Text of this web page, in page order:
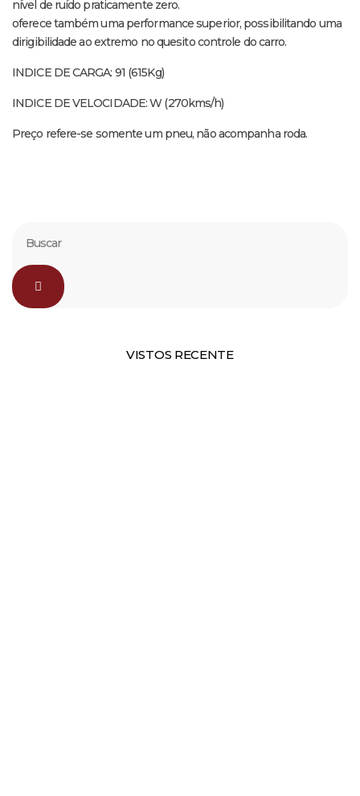
nível de ruído praticamente zero.
oferece também uma performance superior, possibilitando uma
dirigibilidade ao extremo no quesito controle do carro.
INDICE DE CARGA: 91 (615Kg)
INDICE DE VELOCIDADE: W (270kms/h)
Preço refere-se somente um pneu, não acompanha roda.
VISTOS RECENTE